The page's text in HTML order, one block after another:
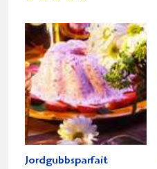
Jordgubbsparfait